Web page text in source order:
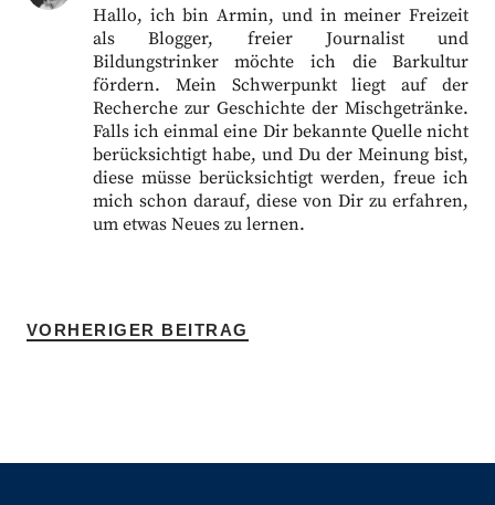
Hallo, ich bin Armin, und in meiner Freizeit
als Blogger, freier Journalist und
Bildungstrinker möchte ich die Barkultur
fördern. Mein Schwerpunkt liegt auf der
Recherche zur Geschichte der Mischgetränke.
Falls ich einmal eine Dir bekannte Quelle nicht
berücksichtigt habe, und Du der Meinung bist,
diese müsse berücksichtigt werden, freue ich
mich schon darauf, diese von Dir zu erfahren,
um etwas Neues zu lernen.
VORHERIGER BEITRAG